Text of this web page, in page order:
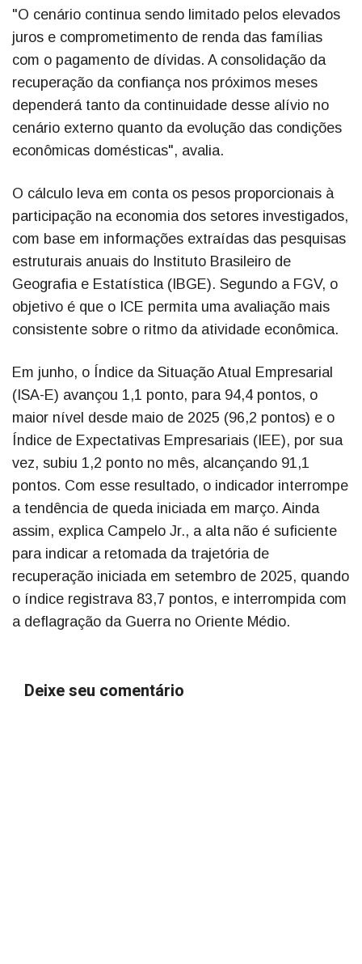
"O cenário continua sendo limitado pelos elevados
juros e comprometimento de renda das famílias
com o pagamento de dívidas. A consolidação da
recuperação da confiança nos próximos meses
dependerá tanto da continuidade desse alívio no
cenário externo quanto da evolução das condições
econômicas domésticas", avalia.
O cálculo leva em conta os pesos proporcionais à
participação na economia dos setores investigados,
com base em informações extraídas das pesquisas
estruturais anuais do Instituto Brasileiro de
Geografia e Estatística (IBGE). Segundo a FGV, o
objetivo é que o ICE permita uma avaliação mais
consistente sobre o ritmo da atividade econômica.
Em junho, o Índice da Situação Atual Empresarial
(ISA-E) avançou 1,1 ponto, para 94,4 pontos, o
maior nível desde maio de 2025 (96,2 pontos) e o
Índice de Expectativas Empresariais (IEE), por sua
vez, subiu 1,2 ponto no mês, alcançando 91,1
pontos. Com esse resultado, o indicador interrompe
a tendência de queda iniciada em março. Ainda
assim, explica Campelo Jr., a alta não é suficiente
para indicar a retomada da trajetória de
recuperação iniciada em setembro de 2025, quando
o índice registrava 83,7 pontos, e interrompida com
a deflagração da Guerra no Oriente Médio.
Deixe seu comentário